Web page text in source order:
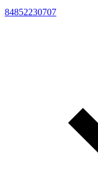
84852230707